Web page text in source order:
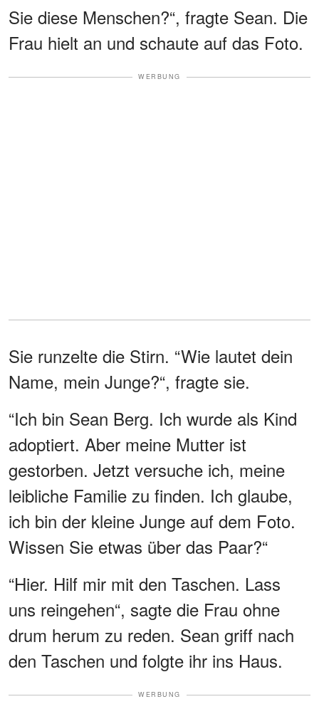
Sie diese Menschen?“, fragte Sean. Die
Frau hielt an und schaute auf das Foto.
WERBUNG
Sie runzelte die Stirn. “Wie lautet dein
Name, mein Junge?“, fragte sie.
“Ich bin Sean Berg. Ich wurde als Kind
adoptiert. Aber meine Mutter ist
gestorben. Jetzt versuche ich, meine
leibliche Familie zu finden. Ich glaube,
ich bin der kleine Junge auf dem Foto.
Wissen Sie etwas über das Paar?“
“Hier. Hilf mir mit den Taschen. Lass
uns reingehen“, sagte die Frau ohne
drum herum zu reden. Sean griff nach
den Taschen und folgte ihr ins Haus.
WERBUNG